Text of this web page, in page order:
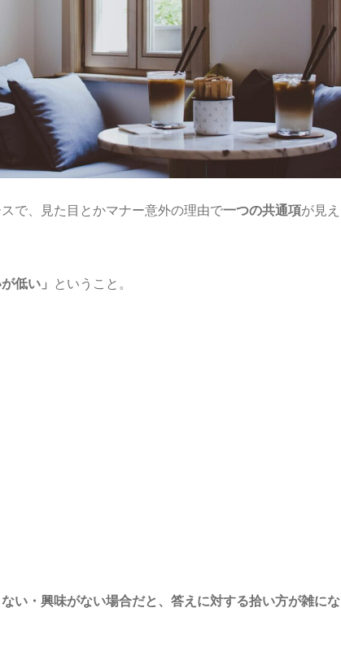
で、見た目とかマナー意外の理由で一つの共通項が見え
低い」 ということ。
い・興味がない場合だと、答えに対する拾い方が雑にな